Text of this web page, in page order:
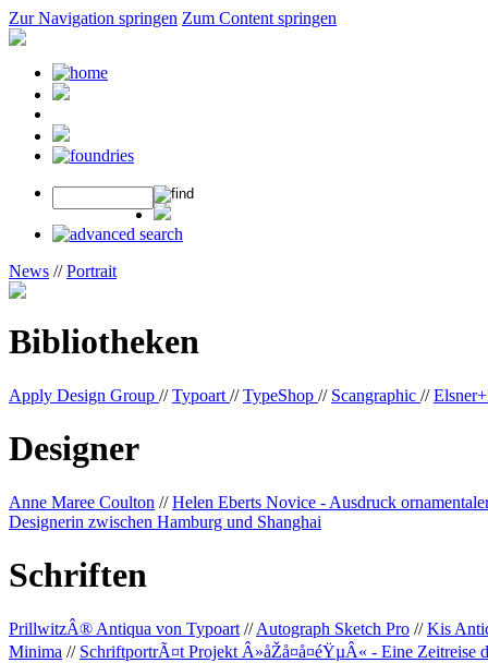
Zur Navigation springen Zum Content springen
News //Portrait
Bibliotheken
Apply Design Group //Typoart //TypeShop // Scangraphic //
Designer
Anne Maree Coulton //Helen Eberts Novice - Ausdruck
Designerin zwischen Hamburg und Shanghai
Schriften
PrillwitzÂ® Antiqua von Typoart //Autograph Sketch Pro //Kis
Minima // SchriftportrÃ¤t Projekt Â»åŽå¤å¤éŸµÂ« - Eine Zeitreise